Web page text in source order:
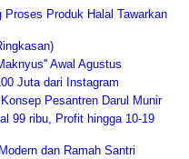
Produk Halal Tawarkan
Awal Agustus
Juta dari Instagram
Pesantren Darul Munir
99 ribu, Profit hingga 10-19
dan Ramah Santri